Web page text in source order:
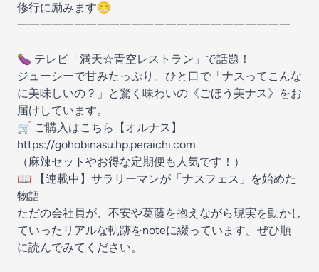
修行に励みます😁
一一一一一一一一一一一一一一一一一一一一一一一一
🍆 テレビ「満天☆青空レストラン」で話題！
ジューシーで甘みたっぷり。ひと口で「ナスってこんな
に美味しいの？」と驚く味わいの《ごほう美ナス》をお
届けしています。
🛒 ご購入はこちら【オルナス】
https://gohobinasu.hp.peraichi.com
（麻辣セットやお得な定期便も人気です！）
📖 【連載中】サラリーマンが「ナスフェス」を始めた
物語
ただの会社員が、不安や葛藤を抱えながら現実を動かし
ていったリアルな軌跡をnoteに綴っています。ぜひ順
に読んでみてください。